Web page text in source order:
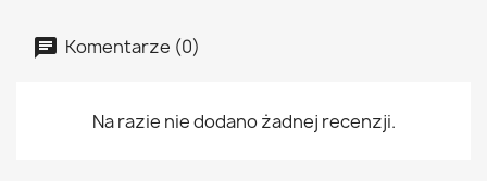
Komentarze (0)
Na razie nie dodano żadnej recenzji.